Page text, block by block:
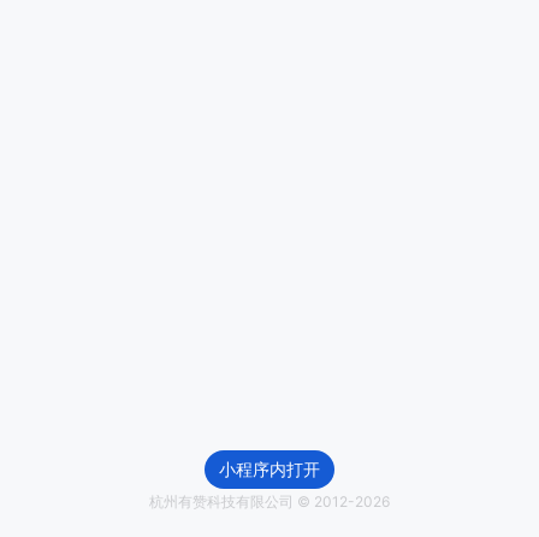
小程序内打开
杭州有赞科技有限公司 © 2012-2026